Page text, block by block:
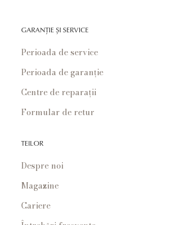
GARANȚIE ȘI SERVICE
Perioada de service
Perioada de garanție
Centre de reparații
Formular de retur
TEILOR
Despre noi
Magazine
Cariere